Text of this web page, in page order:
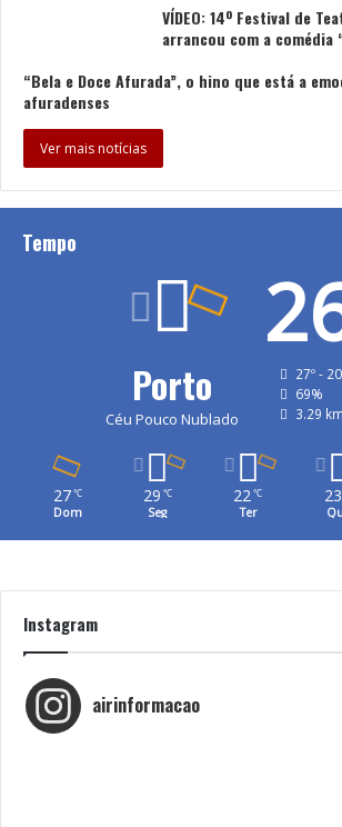
VÍDEO: 14º Festival de
arrancou com a comédia
“Bela e Doce Afurada”, o hino que está a
afuradenses
Ver mais notícias
Tempo
Porto
Céu Pouco Nublado
27º -
69%
3.29
27 ℃
Dom
29 ℃
Seg
22℃
Ter
23
Instagram
airinformacao